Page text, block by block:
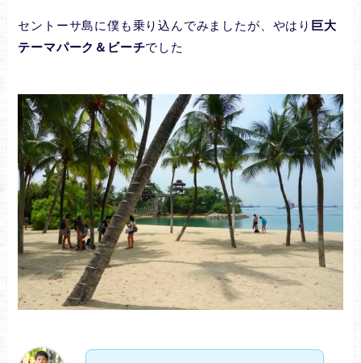
セントーサ島に僕も乗り込んでみましたが、やはり 巨大
テーマパーク＆ビーチでした